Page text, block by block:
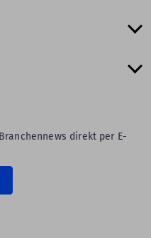
direkt per E-